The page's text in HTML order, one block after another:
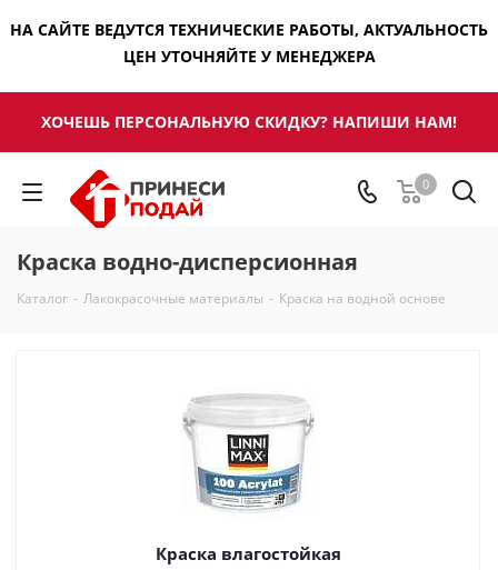
НА САЙТЕ ВЕДУТСЯ ТЕХНИЧЕСКИЕ РАБОТЫ, АКТУАЛЬНОСТЬ
ЦЕН УТОЧНЯЙТЕ У МЕНЕДЖЕРА
ХОЧЕШЬ ПЕРСОНАЛЬНУЮ СКИДКУ? НАПИШИ НАМ!
0
Краска водно-дисперсионная
Каталог - Лакокрасочные материалы - Краска на водной основе
Краска влагостойкая